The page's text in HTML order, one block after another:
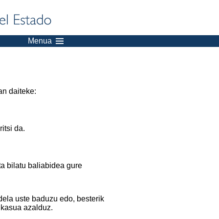
Menua
daiteke:
da.
bilatu baliabidea gure
uste baduzu edo, besterik
azalduz.